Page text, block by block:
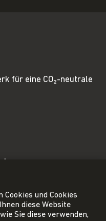
für eine CO₂-neutrale
Cookies und Cookies
diese Website
Sie diese verwenden,